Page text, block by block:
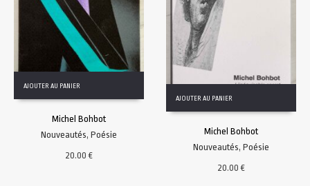
AJOUTER AU PANIER
Michel Bohbot
Nouveautés, Poésie
20.00€
AJOUTER AU PANIER
Michel Bohbot
Nouveautés,Poésie
20.00€